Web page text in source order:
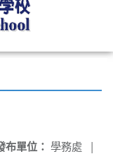
布單位： 學務處 |